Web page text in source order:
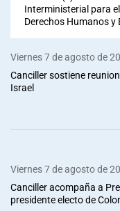
Interministerial para
Derechos Humanos y
Viernes 7 de agosto de
Canciller sostiene
Israel
Viernes 7 de agosto de
Canciller acompaña a
presidente electo de